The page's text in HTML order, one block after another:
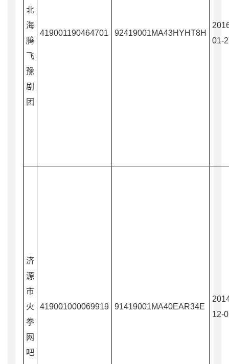
北
海
腾
飞
豫
剧
团
419001190464701 92419001MA43HYHT8H
01-
济
源
市
火
拳
网
吧
419001000069919 91419001MA40EAR34E
12-